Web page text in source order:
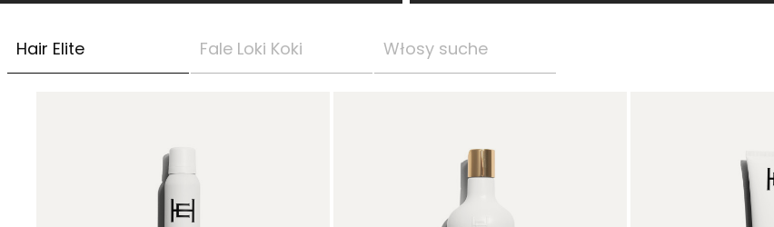
Hair Elite Fale Loki Koki Włosy suche